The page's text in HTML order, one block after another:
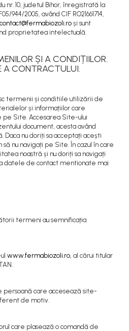
nr. 10, judetul Bihor, înregistrată la
944/2005, având CIF RO21661714,
contact@fermabiozoli.ro și sunt
proprietatea intelectuală.
ȘI A CONDIȚIILOR.
A CONTRACTULUI.
termenii și conditiile utilizării de
și informațiilor care
pe Site. Accesarea Site-ului
document, acesta având
Daca nu doriți sa acceptați acești
nu navigați pe Site. În cazul în care
noastră și nu doriți sa navigați
datele de contact mentionate mai
termeni au semnificația
www.fermabiozoli.ro, al cărui titular
persoană care accesează site-
de motiv.
care plasează o comandă de